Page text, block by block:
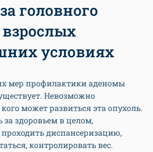
головного
условиях
мер профилактики аденомы
Невозможно
может развиться эта опухоль.
за здоровьем в целом,
диспансеризацию,
контролировать вес.